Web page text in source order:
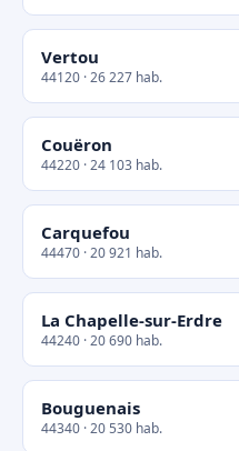
Vertou
44120 · 26 227 hab.
Couëron
44220 · 24 103 hab.
Carquefou
44470 · 20 921 hab.
La Chapelle-sur-Erdre
44240 · 20 690 hab.
Bouguenais
44340 · 20 530 hab.